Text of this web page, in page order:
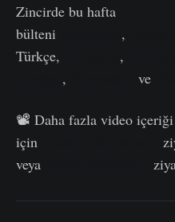
Zincirde bu hafta
bülteni
,
Türkçe,
,
, ve
📽️ Daha fazla video
için
veya